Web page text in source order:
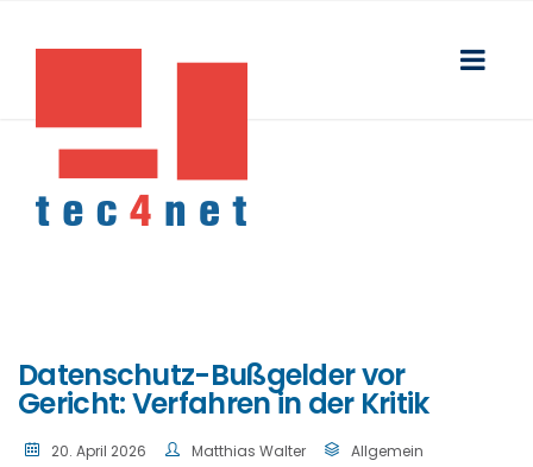
Datenschutz-Bußgelder vor
Gericht: Verfahren in der Kritik
20. April 2026 Matthias Walter Allgemein